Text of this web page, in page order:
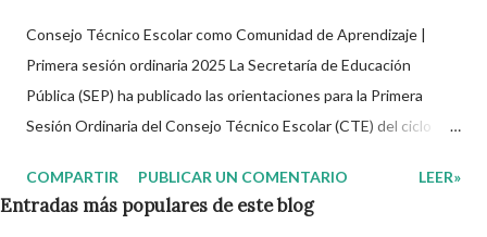
Consejo Técnico Escolar como Comunidad de Aprendizaje |
Primera sesión ordinaria 2025 La Secretaría de Educación
Pública (SEP) ha publicado las orientaciones para la Primera
Sesión Ordinaria del Consejo Técnico Escolar (CTE) del ciclo
Comunidades de Aprendizaje activas, colaborativas y
profesionalizantes. A partir de este documento se invita a cada
COMPARTIR PUBLICAR UN COMENTARIO LEER»
Entradas más populares de este blog